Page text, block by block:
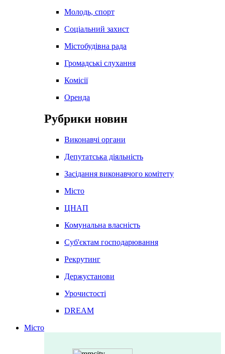
Молодь, спорт
Соціальний захист
Містобудівна рада
Громадські слухання
Комісії
Оренда
Рубрики новин
Виконавчі органи
Депутатська діяльність
Засідання виконавчого комітету
Місто
ЦНАП
Комунальна власність
Суб'єктам господарювання
Рекрутинг
Держустанови
Урочистості
DREAM
Місто